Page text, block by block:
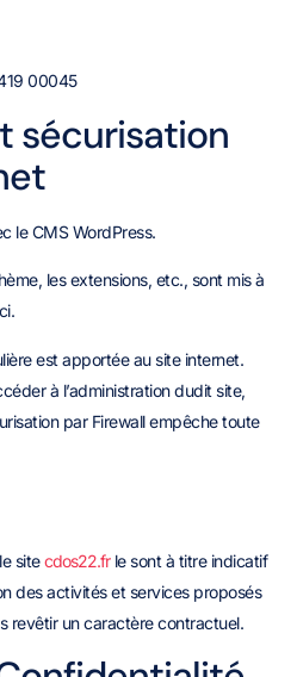
00045
sécurisation
le CMS WordPress.
les extensions, etc., sont mis à
est apportée au site internet.
à l’administration dudit site,
par Firewall empêche toute
sitecdos22.frle sont à titre indicatif
des activités et services proposés
revêtir un caractère contractuel.